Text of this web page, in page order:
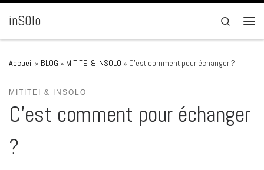
Passer au contenu
inSOlo
Search
Accueil » BLOG » MITITEI & INSOLO » C’est comment pour échanger ?
MITITEI & INSOLO
C’est comment pour échanger
?